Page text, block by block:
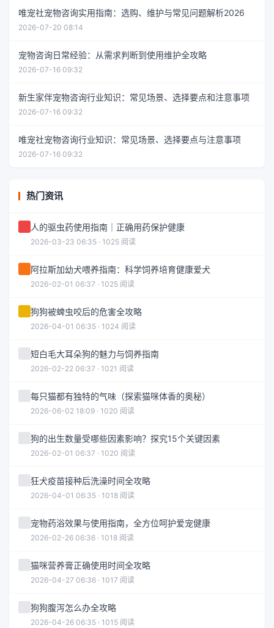
唯宠社宠物咨询实用指南：选购、维护与常见问题解析2026
2026-07-20 08:14
宠物咨询日常经验：从需求判断到使用维护全攻略
2026-07-16 09:32
新生家伴宠物咨询行业知识：常见场景、选择要点和注意事项
2026-07-16 09:32
唯宠社宠物咨询行业知识：常见场景、选择要点与注意事项
2026-07-16 09:32
热门资讯
人的驱虫药使用指南｜正确用药保护健康
2026-03-23 06:35 · 1025 阅读
阿拉斯加幼犬喂养指南：科学饲养培育健康爱犬
2026-02-01 06:37 · 1025 阅读
狗狗被蜱虫咬后的危害全攻略
2026-04-01 06:35 · 1024 阅读
短白毛大耳朵狗的魅力与饲养指南
2026-02-22 06:37 · 1021 阅读
每只猫都有独特的气味（探索猫咪体香的奥秘）
2026-06-02 18:09 · 1020 阅读
狗的出生数量受哪些因素影响？探究15个关键因素
2026-02-01 06:37 · 1020 阅读
狂犬疫苗接种后洗澡时间全攻略
2026-04-01 06:35 · 1018 阅读
宠物药浴效果与使用指南，全方位呵护爱宠健康
2026-02-26 06:36 · 1018 阅读
猫咪营养膏正确使用时间全攻略
2026-04-27 06:36 · 1017 阅读
狗狗腹泻怎么办全攻略
2026-04-26 06:35 · 1015 阅读